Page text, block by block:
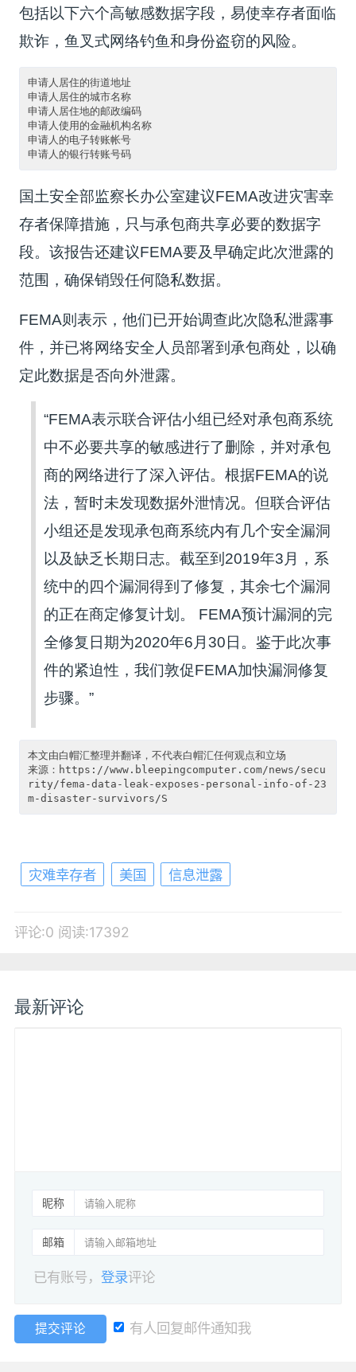
包括以下六个高敏感数据字段，易使幸存者面临
欺诈，鱼叉式网络钓鱼和身份盗窃的风险。
申请人居住的街道地址
申请人居住的城市名称
申请人居住地的邮政编码
申请人使用的金融机构名称
申请人的电子转账帐号
国土安全部监察长办公室建议FEMA改进灾害幸
存者保障措施，只与承包商共享必要的数据字
段。该报告还建议FEMA要及早确定此次泄露的
范围，确保销毁任何隐私数据。
FEMA则表示，他们已开始调查此次隐私泄露事
件，并已将网络安全人员部署到承包商处，以确
定此数据是否向外泄露。
“FEMA表示联合评估小组已经对承包商系统
中不必要共享的敏感进行了删除，并对承包
商的网络进行了深入评估。根据FEMA的说
法，暂时未发现数据外泄情况。但联合评估
小组还是发现承包商系统内有几个安全漏洞
以及缺乏长期日志。截至到2019年3月，系
统中的四个漏洞得到了修复，其余七个漏洞
的正在商定修复计划。 FEMA预计漏洞的完
全修复日期为2020年6月30日。鉴于此次事
件的紧迫性，我们敦促FEMA加快漏洞修复
步骤。”
本文由白帽汇整理并翻译，不代表白帽汇任何观点和立场
来源：https://www.bleepingcomputer.com/news/secu
rity/fema-data-leak-exposes-personal-info-of-23
灾难幸存者 美国 信息泄露
评论:0 阅读:17392
最新评论
昵称
邮箱
已有账号，登录评论
提交评论 有人回复邮件通知我